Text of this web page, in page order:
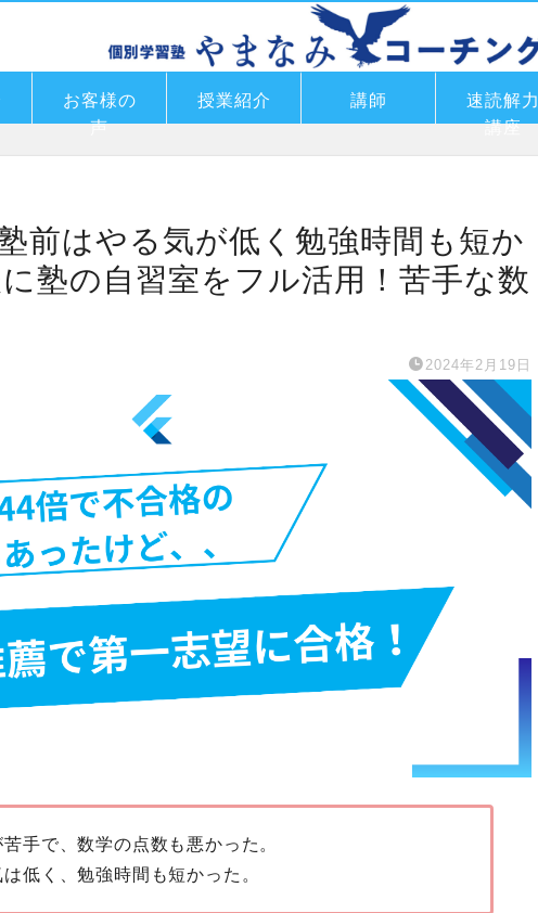
お客様の
声
授業紹介 講師
速読解力
講座
前はやる気が低く勉強時間も短か
塾の自習室をフル活用！苦手な数
2024年2月19日
手で、数学の点数も悪かった。
低く、勉強時間も短かった。